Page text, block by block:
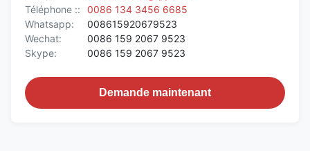
Téléphone ::
0086 134 3456 6685
Whatsapp:
008615920679523
Wechat:
0086 159 2067 9523
Skype:
0086 159 2067 9523
Demande maintenant